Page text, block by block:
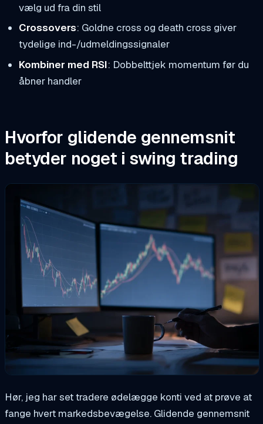
vælg ud fra din stil
Crossovers: Goldne cross og death cross giver
tydelige ind-/udmeldingssignaler
Kombiner med RSI: Dobbelttjek momentum før du
åbner handler
Hvorfor glidende gennemsnit
betyder noget i swing trading
Hør, jeg har set tradere ødelægge konti ved at prøve at
fange hvert markedsbevægelse. Glidende gennemsnit